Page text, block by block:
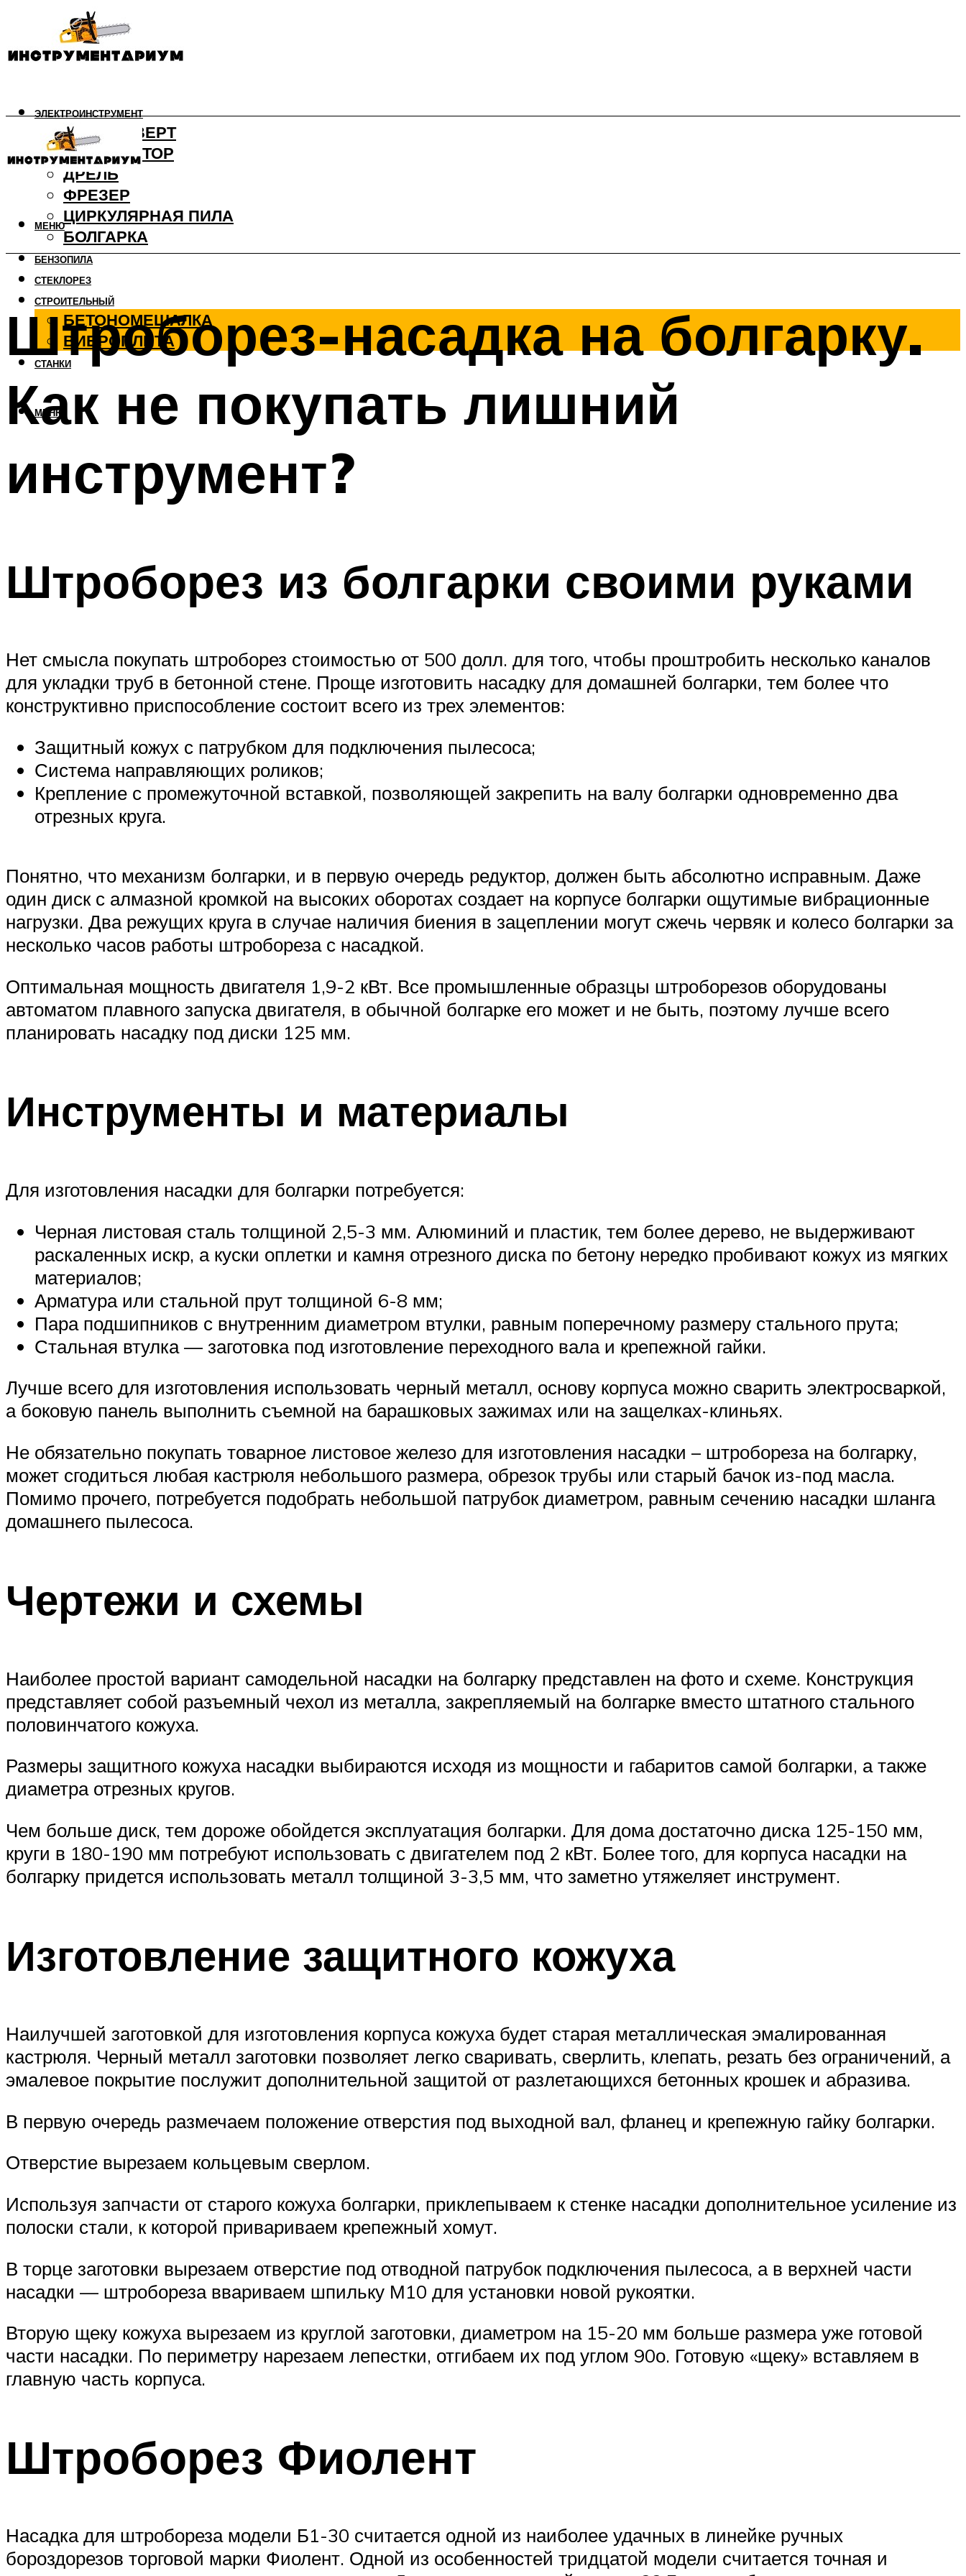
ЭЛЕКТРОИНСТРУМЕНТ
ШУРУПОВЕРТ
ПЕРФОРАТОР
ДРЕЛЬ
ФРЕЗЕР
ЦИРКУЛЯРНАЯ ПИЛА
БОЛГАРКА
БЕНЗОПИЛА
СТЕКЛОРЕЗ
СТРОИТЕЛЬНЫЙ
БЕТОНОМЕШАЛКА
ВИБРОПЛИТА
СТАНКИ
МЕНЮ
МЕНЮ
Штроборез-насадка на болгарку.
Как не покупать лишний
инструмент?
Штроборез из болгарки своими руками
Нет смысла покупать штроборез стоимостью от 500 долл. для того, чтобы проштробить несколько каналов
для укладки труб в бетонной стене. Проще изготовить насадку для домашней болгарки, тем более что
конструктивно приспособление состоит всего из трех элементов:
Защитный кожух с патрубком для подключения пылесоса;
Система направляющих роликов;
Крепление с промежуточной вставкой, позволяющей закрепить на валу болгарки одновременно два
отрезных круга.
Понятно, что механизм болгарки, и в первую очередь редуктор, должен быть абсолютно исправным. Даже
один диск с алмазной кромкой на высоких оборотах создает на корпусе болгарки ощутимые вибрационные
нагрузки. Два режущих круга в случае наличия биения в зацеплении могут сжечь червяк и колесо болгарки за
несколько часов работы штробореза с насадкой.
Оптимальная мощность двигателя 1,9-2 кВт. Все промышленные образцы штроборезов оборудованы
автоматом плавного запуска двигателя, в обычной болгарке его может и не быть, поэтому лучше всего
планировать насадку под диски 125 мм.
Инструменты и материалы
Для изготовления насадки для болгарки потребуется:
Черная листовая сталь толщиной 2,5-3 мм. Алюминий и пластик, тем более дерево, не выдерживают
раскаленных искр, а куски оплетки и камня отрезного диска по бетону нередко пробивают кожух из мягких
материалов;
Арматура или стальной прут толщиной 6-8 мм;
Пара подшипников с внутренним диаметром втулки, равным поперечному размеру стального прута;
Стальная втулка — заготовка под изготовление переходного вала и крепежной гайки.
Лучше всего для изготовления использовать черный металл, основу корпуса можно сварить электросваркой,
а боковую панель выполнить съемной на барашковых зажимах или на защелках-клиньях.
Не обязательно покупать товарное листовое железо для изготовления насадки – штробореза на болгарку,
может сгодиться любая кастрюля небольшого размера, обрезок трубы или старый бачок из-под масла.
Помимо прочего, потребуется подобрать небольшой патрубок диаметром, равным сечению насадки шланга
домашнего пылесоса.
Чертежи и схемы
Наиболее простой вариант самодельной насадки на болгарку представлен на фото и схеме. Конструкция
представляет собой разъемный чехол из металла, закрепляемый на болгарке вместо штатного стального
половинчатого кожуха.
Размеры защитного кожуха насадки выбираются исходя из мощности и габаритов самой болгарки, а также
диаметра отрезных кругов.
Чем больше диск, тем дороже обойдется эксплуатация болгарки. Для дома достаточно диска 125-150 мм,
круги в 180-190 мм потребуют использовать с двигателем под 2 кВт. Более того, для корпуса насадки на
болгарку придется использовать металл толщиной 3-3,5 мм, что заметно утяжеляет инструмент.
Изготовление защитного кожуха
Наилучшей заготовкой для изготовления корпуса кожуха будет старая металлическая эмалированная
кастрюля. Черный металл заготовки позволяет легко сваривать, сверлить, клепать, резать без ограничений, а
эмалевое покрытие послужит дополнительной защитой от разлетающихся бетонных крошек и абразива.
В первую очередь размечаем положение отверстия под выходной вал, фланец и крепежную гайку болгарки.
Отверстие вырезаем кольцевым сверлом.
Используя запчасти от старого кожуха болгарки, приклепываем к стенке насадки дополнительное усиление из
полоски стали, к которой привариваем крепежный хомут.
В торце заготовки вырезаем отверстие под отводной патрубок подключения пылесоса, а в верхней части
насадки — штробореза ввариваем шпильку М10 для установки новой рукоятки.
Вторую щеку кожуха вырезаем из круглой заготовки, диаметром на 15-20 мм больше размера уже готовой
части насадки. По периметру нарезаем лепестки, отгибаем их под углом 90о. Готовую «щеку» вставляем в
главную часть корпуса.
Штроборез Фиолент
Насадка для штробореза модели Б1-30 считается одной из наиболее удачных в линейке ручных
бороздорезов торговой марки Фиолент. Одной из особенностей тридцатой модели считается точная и